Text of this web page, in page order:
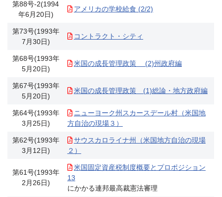
第88号-2(1994
年6月20日)
アメリカの学校給食 (2/2)
第73号(1993年
7月30日)
コントラクト・シティ
第68号(1993年
5月20日)
米国の成長管理政策 (2)州政府編
第67号(1993年
5月20日)
米国の成長管理政策 (1)総論・地方政府編
第64号(1993年
3月25日)
ニューヨーク州スカースデール村（米国地
方自治の現場３）
第62号(1993年
3月12日)
サウスカロライナ州（米国地方自治の現場
２）
第61号(1993年
2月26日)
米国固定資産税制度概要とプロポジション
13
にかかる連邦最高裁憲法審理